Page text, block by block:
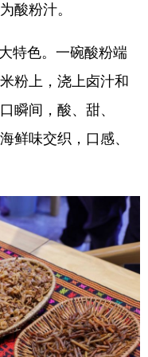
酸粉汁。
特色。一碗酸粉端
粉上，浇上卤汁和
瞬间，酸、甜、
鲜味交织，口感、